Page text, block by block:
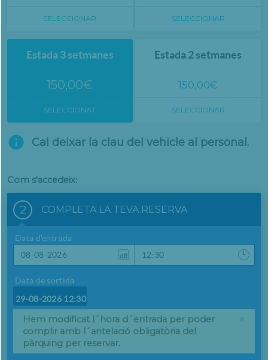
SELECCIONAR SELECCIONAR
Estada 3 setmanes
150,00€
SELECCIONAT
Estada 2 setmanes
150,00€
SELECCIONAR
 Cal deixar la clau del vehicle al personal.
Com s'accedeix:
-template-tiquet-
2 COMPLETA LA TEVA RESERVA
Data d'entrada
Data de sortida
29-08-2026 12:30
Hem modificat l´hora d´entrada per poder
complir amb l´antelació obligatòria del
pàrquing per reservar.